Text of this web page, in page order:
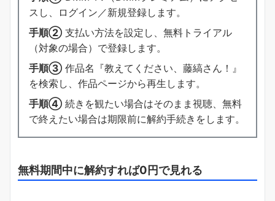
スし、ログイン／新規登録します。
手順② 支払い方法を設定し、無料トライアル
（対象の場合）で登録します。
手順③ 作品名『教えてください、藤縞さん！』
を検索し、作品ページから再生します。
手順④ 続きを観たい場合はそのまま視聴、無料
で終えたい場合は期限前に解約手続きをします。
無料期間中に解約すれば0円で見れる